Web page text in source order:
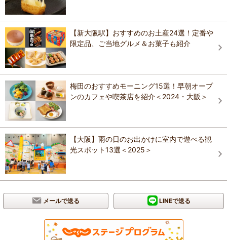
【新大阪駅】おすすめのお土産24選！定番や
限定品、ご当地グルメ＆お菓子も紹介
梅田のおすすめモーニング15選！早朝オープ
ンのカフェや喫茶店を紹介＜2024・大阪＞
【大阪】雨の日のお出かけに室内で遊べる観
光スポット13選＜2025＞
メールで送る LINEで送る